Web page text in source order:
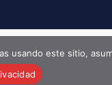
usando este sitio,